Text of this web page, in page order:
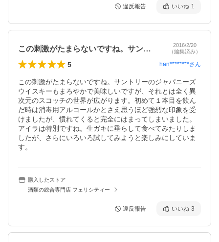
違反報告 いいね 1
この刺激がたまらないですね。サントリー…
2016/2/20
（編集済み）
5 han********さん
この刺激がたまらないですね。サントリーのジャパニーズ
ウイスキーもまろやかで美味しいですが、それとは全く異
次元のスコッチの世界が広がります。初めて１本目を飲ん
だ時は消毒用アルコールかとさえ思うほど強烈な印象を受
けましたが、慣れてくると完全にはまってしまいました。
アイラは特別ですね。生ガキに垂らして食べてみたりしま
したが、さらにいろいろ試してみようと楽しみにしていま
す。
購入したストア
酒類の総合専門店 フェリシティー
違反報告 いいね 3